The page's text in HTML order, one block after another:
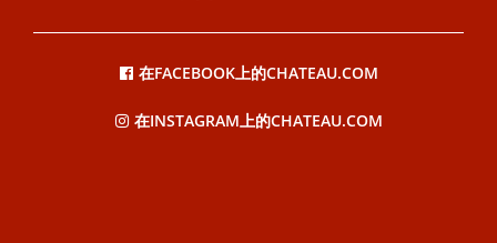
在FACEBOOK上的CHATEAU.COM
在INSTAGRAM上的CHATEAU.COM